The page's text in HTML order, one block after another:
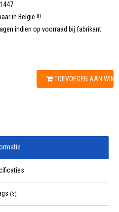
in België !!!
indien op voorraad bij fabrikant
TOEVOEGEN AAN
(3)